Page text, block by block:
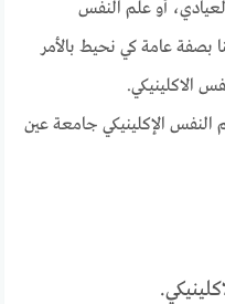
أو علم النفس
بصفة عامة كي نحيط بالأمر
الاكلينيكي.
الإكلينيكي جامعة عين